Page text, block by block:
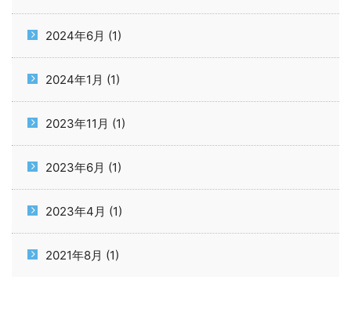
2024年6月 (1)
2024年1月 (1)
2023年11月 (1)
2023年6月 (1)
2023年4月 (1)
2021年8月 (1)